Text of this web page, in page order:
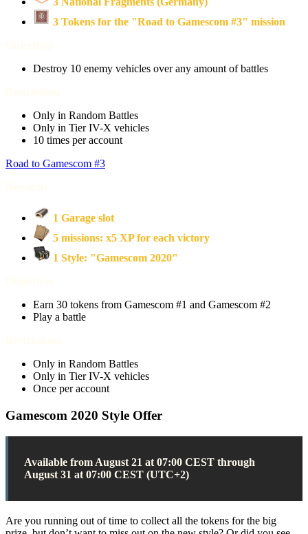
3 Tokens for the "Road to Gamescom #3" mission
Destroy 10 enemy vehicles over any amount of battles
Only in Random Battles
Only in Tier IV-X vehicles
10 times per account
Road to Gamescom #3
1 Garage slot
5 missions: x5 XP for each victory
1 Style: "Gamescom 2020"
Earn 30 tokens from Gamescom #1 and Gamescom #2
Play a battle
Only in Random Battles
Only in Tier IV-X vehicles
Once per account
Gamescom 2020 Style Offer
Available from August 21 at 07:00 CEST through
August 31 at 07:00 CEST (UTC+2)
Are you running out of time to collect all the tokens for the big